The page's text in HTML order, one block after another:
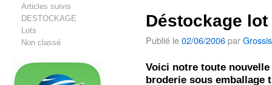
Articles suivis
DESTOCKAGE
Lots
Non classé
Déstockage
Publié le02/06/2006par
Voici notre toute
broderie sous emballage